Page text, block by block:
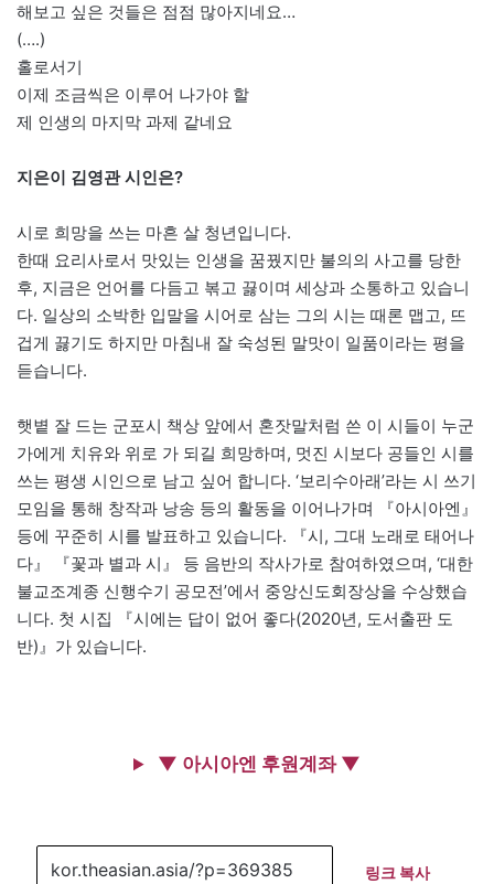
해보고 싶은 것들은 점점 많아지네요…
(….)
홀로서기
이제 조금씩은 이루어 나가야 할
제 인생의 마지막 과제 같네요
지은이 김영관 시인은?
시로 희망을 쓰는 마흔 살 청년입니다.
한때 요리사로서 맛있는 인생을 꿈꿨지만 불의의 사고를 당한
후, 지금은 언어를 다듬고 볶고 끓이며 세상과 소통하고 있습니
다. 일상의 소박한 입말을 시어로 삼는 그의 시는 때론 맵고, 뜨
겁게 끓기도 하지만 마침내 잘 숙성된 말맛이 일품이라는 평을
듣습니다.
햇볕 잘 드는 군포시 책상 앞에서 혼잣말처럼 쓴 이 시들이 누군
가에게 치유와 위로 가 되길 희망하며, 멋진 시보다 공들인 시를
쓰는 평생 시인으로 남고 싶어 합니다. ‘보리수아래’라는 시 쓰기
모임을 통해 창작과 낭송 등의 활동을 이어나가며 『아시아엔』
등에 꾸준히 시를 발표하고 있습니다. 『시, 그대 노래로 태어나
다』 『꽃과 별과 시』 등 음반의 작사가로 참여하였으며, ‘대한
불교조계종 신행수기 공모전’에서 중앙신도회장상을 수상했습
니다. 첫 시집 『시에는 답이 없어 좋다(2020년, 도서출판 도
반)』가 있습니다.
▼ 아시아엔 후원계좌 ▼
링크 복사